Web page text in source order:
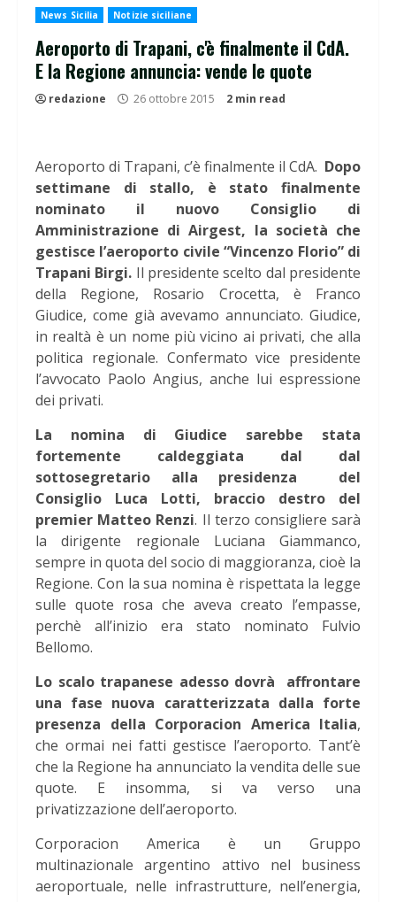
News Sicilia Notizie siciliane
Aeroporto di Trapani, c'è finalmente il CdA.
E la Regione annuncia: vende le quote
redazione 26 ottobre 2015 2 min read
Aeroporto di Trapani, c’è finalmente il CdA. Dopo
settimane di stallo, è stato finalmente
nominato il nuovo Consiglio di
Amministrazione di Airgest, la società che
gestisce l’aeroporto civile “Vincenzo Florio” di
Trapani Birgi. Il presidente scelto dal presidente
della Regione, Rosario Crocetta, è Franco
Giudice, come già avevamo annunciato. Giudice,
in realtà è un nome più vicino ai privati, che alla
politica regionale. Confermato vice presidente
l’avvocato Paolo Angius, anche lui espressione
dei privati.
La nomina di Giudice sarebbe stata
fortemente caldeggiata dal dal
sottosegretario alla presidenza del
Consiglio Luca Lotti, braccio destro del
premier Matteo Renzi. Il terzo consigliere sarà
la dirigente regionale Luciana Giammanco,
sempre in quota del socio di maggioranza, cioè la
Regione. Con la sua nomina è rispettata la legge
sulle quote rosa che aveva creato l’empasse,
perchè all’inizio era stato nominato Fulvio
Bellomo.
Lo scalo trapanese adesso dovrà affrontare
una fase nuova caratterizzata dalla forte
presenza della Corporacion America Italia,
che ormai nei fatti gestisce l’aeroporto. Tant’è
che la Regione ha annunciato la vendita delle sue
quote. E insomma, si va verso una
privatizzazione dell’aeroporto.
Corporacion America è un Gruppo
multinazionale argentino attivo nel business
aeroportuale, nelle infrastrutture, nell’energia,